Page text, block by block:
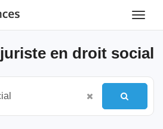
Toggle
juriste en droit social